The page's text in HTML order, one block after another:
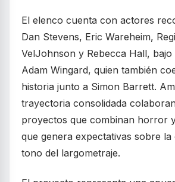
El elenco cuenta con actores
Dan Stevens, Eric Wareheim,
VelJohnson y Rebecca Hall, bajo
Adam Wingard, quien también
historia junto a Simon Barrett.
trayectoria consolidada
proyectos que combinan horror
que genera expectativas sobre la
tono del largometraje.